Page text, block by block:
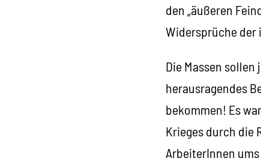
den „äußeren
Widersprüche der
Die Massen
herausragendes
bekommen! Es
Krieges durch die
ArbeiterInnen